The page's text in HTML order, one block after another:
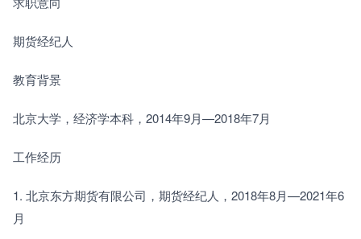
期货经纪人
教育背景
北京大学，经济学本科，2014年9月—2018年7月
工作经历
1. 北京东方期货有限公司，期货经纪人，2018年8月—2021年6
月